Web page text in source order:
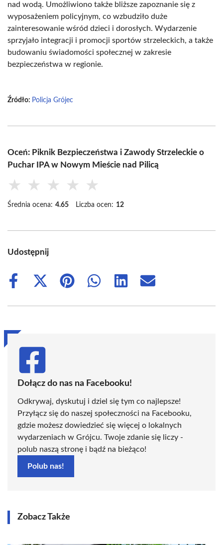
nad wodą. Umożliwiono także bliższe zapoznanie się z
wyposażeniem policyjnym, co wzbudziło duże
zainteresowanie wśród dzieci i dorosłych. Wydarzenie
sprzyjało integracji i promocji sportów strzeleckich, a także
budowaniu świadomości społecznej w zakresie
bezpieczeństwa w regionie.
Źródło: Policja Grójec
Oceń: Piknik Bezpieczeństwa i Zawody Strzeleckie o
Puchar IPA w Nowym Mieście nad Pilicą
★ ★ ★ ★ ★
Średnia ocena: 4.65 Liczba ocen: 12
Udostępnij
Share
Share
(Twitter)
Share
Share
Share
Share
Dołącz do nas na Facebooku!
Odkrywaj, dyskutuj i dziel się tym co najlepsze!
Przyłącz się do naszej społeczności na Facebooku,
gdzie możesz dowiedzieć się więcej o lokalnych
wydarzeniach w Grójcu. Twoje zdanie się liczy -
polub naszą stronę i bądź na bieżąco!
Polub nas!
Zobacz Także